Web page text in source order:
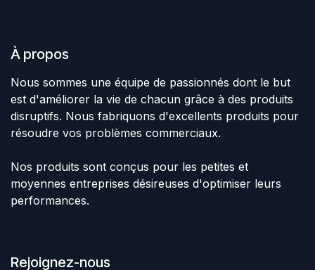
À propos
Nous sommes une équipe de passionnés dont le but
est d'améliorer la vie de chacun grâce à des produits
disruptifs. Nous fabriquons d'excellents produits pour
résoudre vos problèmes commerciaux.
Nos produits sont conçus pour les petites et
moyennes entreprises désireuses d'optimiser leurs
performances.
Rejoignez-nous